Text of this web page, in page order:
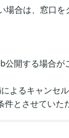
場合は、窓口
開する場合が
よるキャンセ
件とさせていた